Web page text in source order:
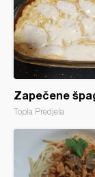
Zapečene
Topla Predjela